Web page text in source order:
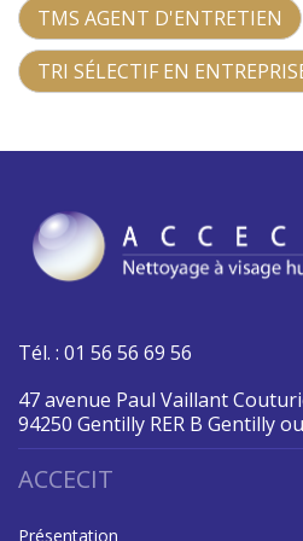
TMS AGENT D'ENTRETIEN
TRI SÉLECTIF EN
Tél. : 01 56 56 69 56
47 avenue Paul Vaillant
94250 Gentilly RER B Gentilly
ACCECIT
Présentation